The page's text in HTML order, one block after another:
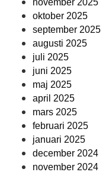
november 2025
oktober 2025
september 2025
augusti 2025
juli 2025
juni 2025
maj 2025
april 2025
mars 2025
februari 2025
januari 2025
december 2024
november 2024